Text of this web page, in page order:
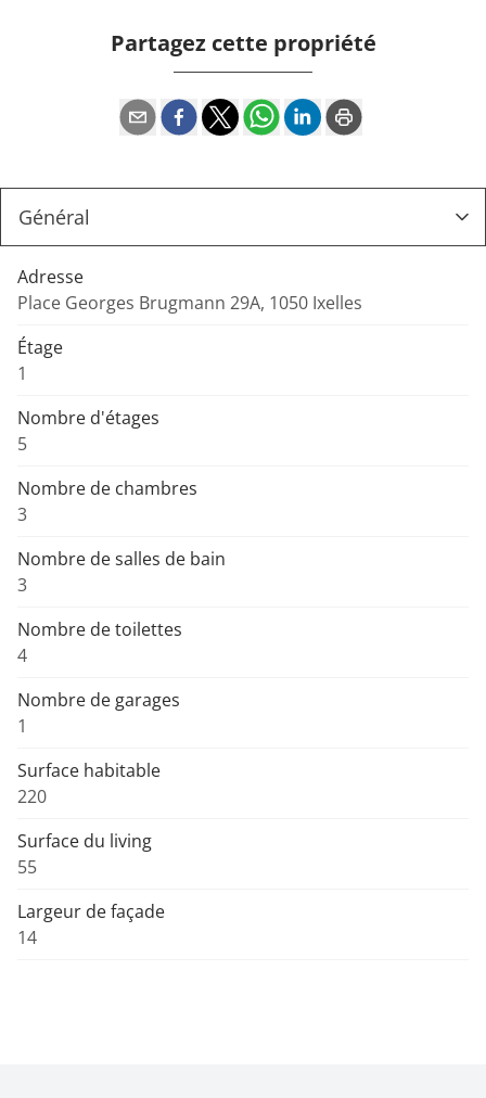
Partagez cette propriété
Adresse
Place Georges Brugmann 29A, 1050 Ixelles
Étage
1
Nombre d'étages
5
Nombre de chambres
3
Nombre de salles de bain
3
Nombre de toilettes
4
Nombre de garages
1
Surface habitable
220
Surface du living
55
Largeur de façade
14